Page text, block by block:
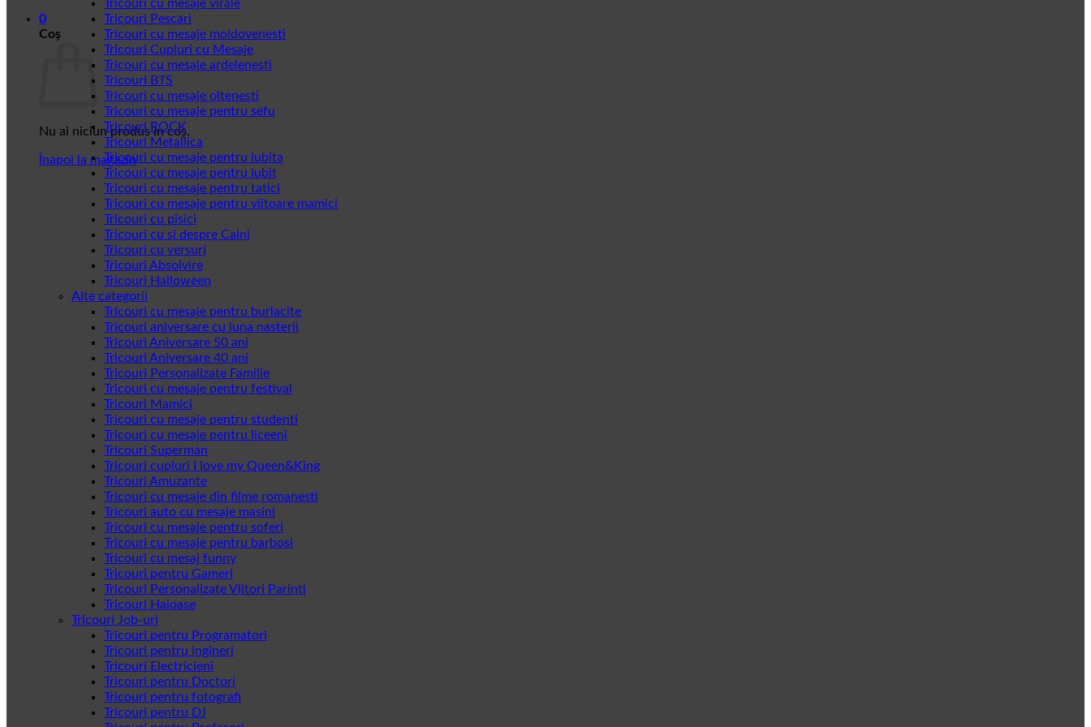
0
Coș
Nu ai niciun produs în coș.
Înapoi la magazin
Tricouri cu mesaje virale
Tricouri Pescari
Tricouri cu mesaje moldovenesti
Tricouri Cupluri cu Mesaje
Tricouri cu mesaje ardelenesti
Tricouri BTS
Tricouri cu mesaje oltenesti
Tricouri cu mesaje pentru sefu
Tricouri ROCK
Tricouri Metallica
Tricouri cu mesaje pentru iubita
Tricouri cu mesaje pentru iubit
Tricouri cu mesaje pentru tatici
Tricouri cu mesaje pentru viitoare mamici
Tricouri cu pisici
Tricouri cu si despre Caini
Tricouri cu versuri
Tricouri Absolvire
Tricouri Halloween
Alte categorii
Tricouri cu mesaje pentru burlacite
Tricouri aniversare cu luna nasterii
Tricouri Aniversare 50 ani
Tricouri Aniversare 40 ani
Tricouri Personalizate Familie
Tricouri cu mesaje pentru festival
Tricouri Mamici
Tricouri cu mesaje pentru studenti
Tricouri cu mesaje pentru liceeni
Tricouri Superman
Tricouri cupluri I love my Queen&King
Tricouri Amuzante
Tricouri cu mesaje din filme romanesti
Tricouri auto cu mesaje masini
Tricouri cu mesaje pentru soferi
Tricouri cu mesaje pentru barbosi
Tricouri cu mesaj funny
Tricouri pentru Gameri
Tricouri Personalizate Viitori Parinti
Tricouri Haioase
Tricouri Job-uri
Tricouri pentru Programatori
Tricouri pentru ingineri
Tricouri Electricieni
Tricouri pentru Doctori
Tricouri pentru fotografi
Tricouri pentru DJ